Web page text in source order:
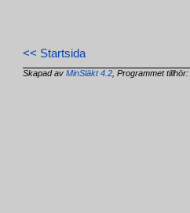
<< Startsida
Skapad avMinSläkt 4.2 , Programmet